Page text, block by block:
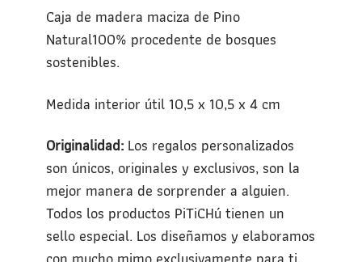
Caja de madera maciza de Pino
Natural100% procedente de bosques
sostenibles.
Medida interior útil 10,5 x 10,5 x 4 cm
Originalidad:Los regalos personalizados
son únicos, originales y exclusivos, son la
mejor manera de sorprender a alguien.
Todos los productos PiTiCHú tienen un
sello especial. Los diseñamos y elaboramos